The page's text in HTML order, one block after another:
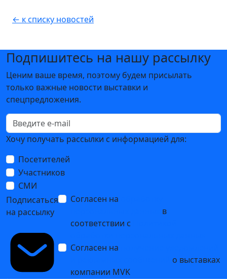
← к списку новостей
Подпишитесь на нашу рассылку
Ценим ваше время, поэтому будем присылать
только важные новости выставки и
спецпредложения.
Хочу получать рассылки с информацией для:
Посетителей
Участников
СМИ
Подписаться
на рассылку
Согласен на
в
соответствии с
Согласен на
о выставках
компании MVK